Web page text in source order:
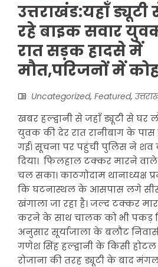
उत्तराखंड:यहाँ
रहे बाइक सवार
रात सड़क हादसे में
मौत,परिजनों में
Uncategorized, Featured,
खबर हल्द्वानी से जहाँ ड्यूटी से घर
युवक की देर रात रानीबाग के
गई। सूचना पर पहुंची पुलिस ने शव
दिया। फिलहाल टक्कर मारने
चल सका। काठगोदाम थानाध्यक्ष
कि घटनास्थल के आसपास लगे
खंगाला जा रहा है। जल्द टक्कर
करने के साथ चालक को भी पकड़
अनुसार सूर्याजाला के बलौट
गणेश सिंह हल्द्वानी के किसी
रोजाना की तरह ड्यूटी के बाद